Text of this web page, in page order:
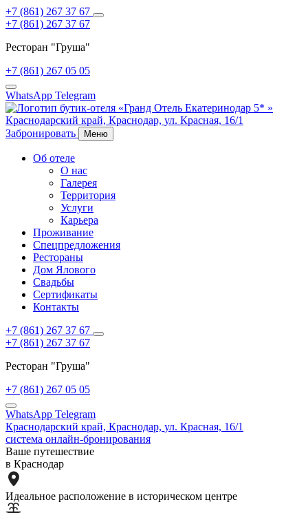
+7 (861) 267 37 67
+7 (861) 267 37 67
Ресторан "Груша"
+7 (861) 267 05 05
WhatsApp Telegram
Краснодарский край, Краснодар, ул. Красная, 16/1
Забронировать
Меню
Об отеле
О нас
Галерея
Территория
Услуги
Карьера
Проживание
Спецпредложения
Рестораны
Дом Ялового
Свадьбы
Сертификаты
Контакты
+7 (861) 267 37 67
+7 (861) 267 37 67
Ресторан "Груша"
+7 (861) 267 05 05
WhatsApp Telegram
Краснодарский край, Краснодар, ул. Красная, 16/1
система онлайн-бронирования
Ваше путешествие
в Краснодар
Идеальное расположение в историческом центре